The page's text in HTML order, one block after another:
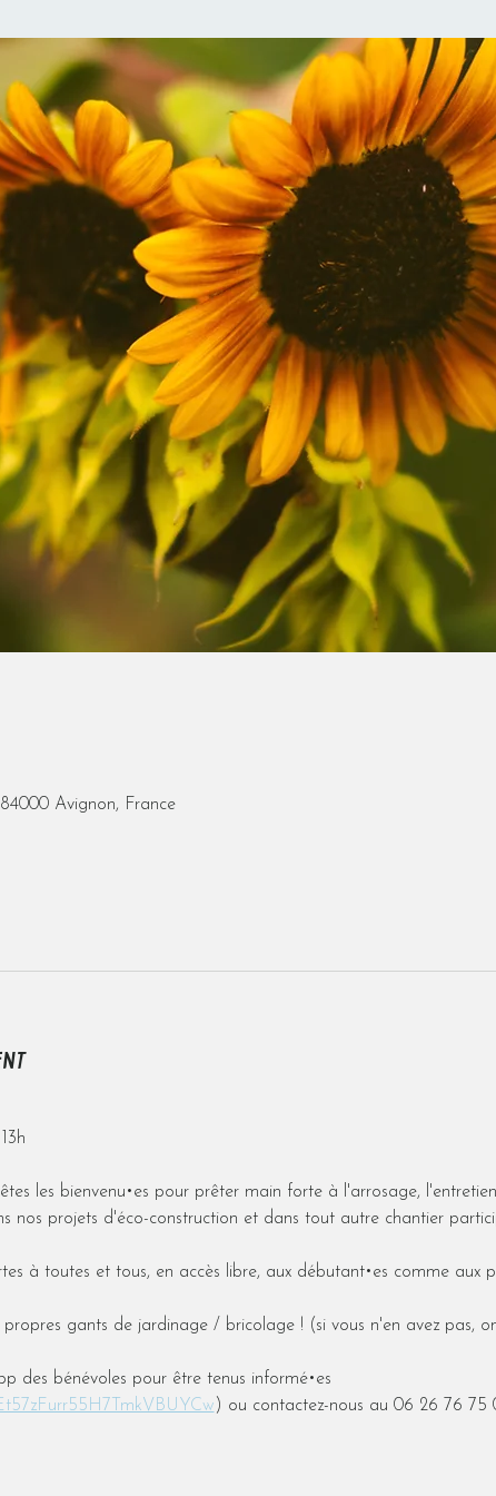
Avignon, France
les bienvenu•es pour prêter main forte à l'arrosage,
nos projets d'éco-construction et dans tout autre chantier
à toutes et tous, en accès libre, aux débutant•es comme aux
gants de jardinage / bricolage ! (si vous n'en avez pas,
des bénévoles pour être tenus informé•es
) ou contactez-nous au 06 26 76 75